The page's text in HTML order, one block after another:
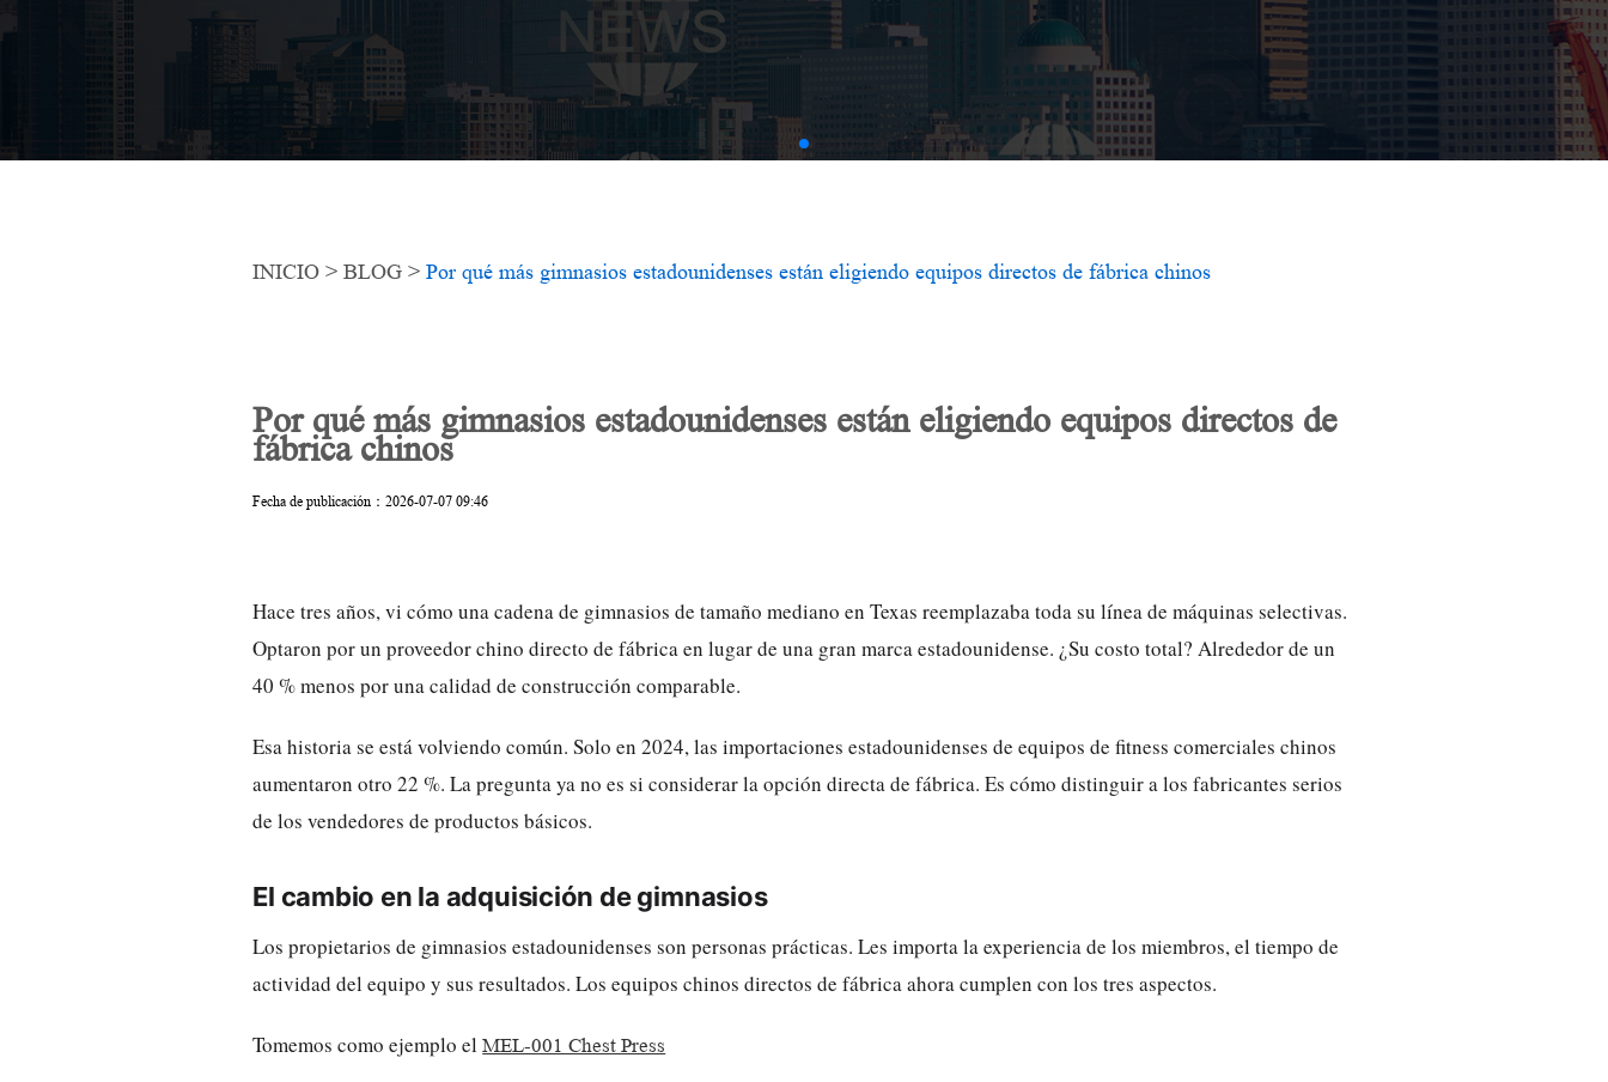
Cinta de correr
INICIO >BLOG >Por qué más gimnasios estadounidenses están eligiendo equipos directos de fábrica chinos
Por qué más gimnasios estadounidenses están eligiendo equipos directos de
fábrica chinos
Fecha de publicación：2026-07-07 09:46
Hace tres años, vi cómo una cadena de gimnasios de tamaño mediano en Texas reemplazaba toda su línea de máquinas selectivas.
Optaron por un proveedor chino directo de fábrica en lugar de una gran marca estadounidense. ¿Su costo total? Alrededor de un
40 % menos por una calidad de construcción comparable.
Esa historia se está volviendo común. Solo en 2024, las importaciones estadounidenses de equipos de fitness comerciales chinos
aumentaron otro 22 %. La pregunta ya no es si considerar la opción directa de fábrica. Es cómo distinguir a los fabricantes serios
de los vendedores de productos básicos.
El cambio en la adquisición de gimnasios
Los propietarios de gimnasios estadounidenses son personas prácticas. Les importa la experiencia de los miembros, el tiempo de
actividad del equipo y sus resultados. Los equipos chinos directos de fábrica ahora cumplen con los tres aspectos.
Tomemos como ejemplo elMEL-001 Chest Press